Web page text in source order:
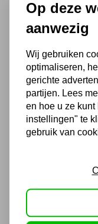
Op deze
aanwezig
Wij gebruiken
optimaliseren,
gerichte
partijen. Lees
en hoe u ze
instellingen" te
gebruik van